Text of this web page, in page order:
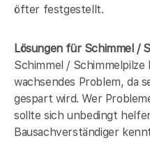
öfter festgestellt.
Lösungen für Schimmel /
Schimmel /
wachsendes Problem, da
gespart wird. Wer
sollte sich unbedingt
Bausachverständiger